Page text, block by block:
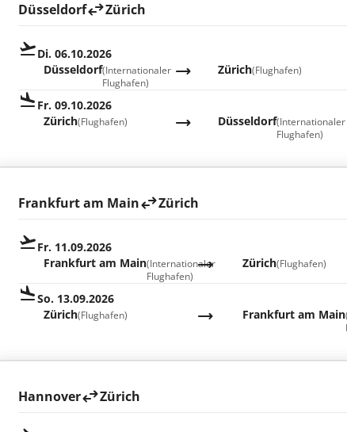
Düsseldorf Zürich
Di. 06.10.2026
Düsseldorf(Internationaler
Flughafen)
Zürich(Flughafen)
Fr. 09.10.2026
Düsseldorf(Internationaler
Flughafen)
Zürich(Flughafen)
Frankfurt am Main Zürich
Fr. 11.09.2026
Frankfurt am Main(Internationaler
Flughafen)
Zürich(Flughafen)
So. 13.09.2026
Frankfurt am Main
Zürich(Flughafen)
Hannover Zürich